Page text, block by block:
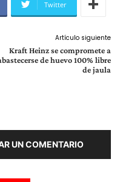
Twitter
Artículo siguiente
Kraft Heinz se compromete a
de huevo 100% libre
de jaula
UN COMENTARIO